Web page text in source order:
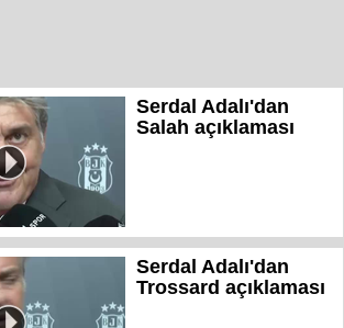
Serdal Adalı'dan
Salah açıklaması
Serdal Adalı'dan
Trossard açıklaması